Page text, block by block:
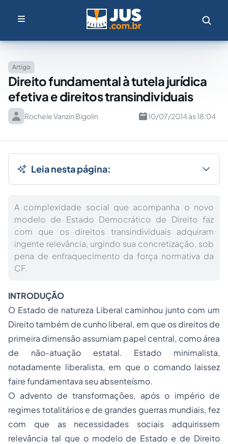
Artigo
Direito fundamental à tutela jurídica
efetiva e direitos transindividuais
Rochele Vanzin Bigolin 10/07/2014 às 18:04
Leia nesta página:
A complexidade social que acompanha o novo
modelo de Estado Democrático de Direito faz
com que os direitos transindividuais adquiram
ingente relevância, urgindo sua concretização, sob
pena de enfraquecimento da força normativa da
CF.
INTRODUÇÃO
O Estado de natureza Liberal caminhou junto com um
Direito também de cunho liberal, em que os direitos de
primeira dimensão assumiam papel central, como área
de não-atuação estatal. Estado minimalista,
notadamente liberalista, em que o comando laissez
fairefundamentava seu absenteísmo.
O advento de transformações, após o império de
regimes totalitários e de grandes guerras mundiais, fez
com que as necessidades sociais adquirissem
relevância tal que o modelo de Estado e de Direito